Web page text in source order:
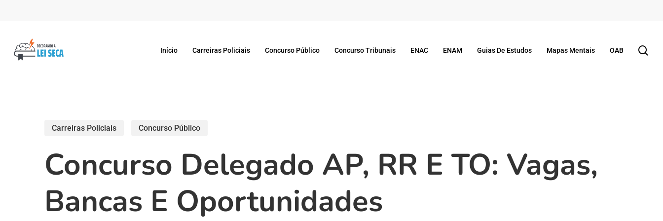
content
Início Carreiras Policiais Concurso Público Concurso Tribunais ENAC ENAM Guias De Estudos Mapas Mentais OAB
Carreiras Policiais Concurso Público
Concurso Delegado AP, RR E TO: Vagas,
Bancas E Oportunidades